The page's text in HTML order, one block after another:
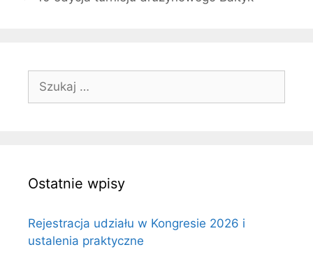
Szukaj:
Ostatnie wpisy
Rejestracja udziału w Kongresie 2026 i
ustalenia praktyczne